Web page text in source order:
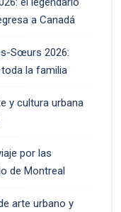
a Canadá
Sœurs 2026:
la familia
y cultura urbana
por las
de Montreal
arte urbano y